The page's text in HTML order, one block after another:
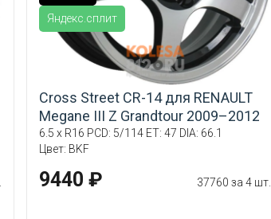
Яндекс.сплит
Cross Street CR-14 для RENAULT
Megane III Z Grandtour 2009–2012
6.5 x R16 PCD: 5/114 ET: 47 DIA: 66.1
Цвет: BKF
9440 ₽ 37760 за 4 шт.